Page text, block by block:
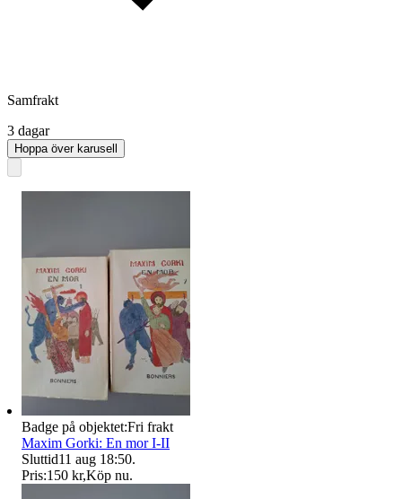
Samfrakt
3 dagar
Hoppa över karusell
Badge på objektet:Fri frakt
Maxim Gorki: En mor I-II
Sluttid11 aug 18:50.
Pris:150 kr,Köp nu.